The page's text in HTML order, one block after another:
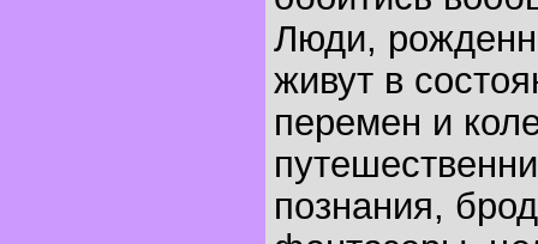
Люди,
живут в
перемен и
познания,